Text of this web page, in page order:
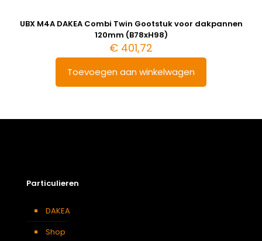
UBX M4A DAKEA Combi Twin Gootstuk voor dakpannen
120mm (B78xH98)
€ 401,72
Toevoegen aan winkelwagen
Particulieren
DAKEA
Shop